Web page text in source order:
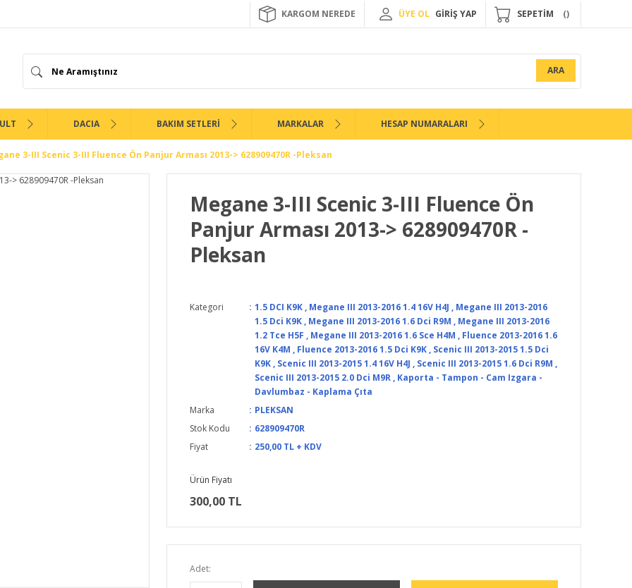
KARGOM NEREDE ÜYE OL GİRİŞ YAP SEPETİM
ARA
DACIA BAKIM SETLERİ MARKALAR HESAP NUMARALARI
3-III Scenic 3-III Fluence Ön Panjur Arması 2013-> 628909470R -Pleksan
Megane 3-III Scenic 3-III Fluence Ön
Panjur Arması 2013-> 628909470R -
Pleksan
Kategori 1.5 DCI K9K , Megane III 2013-2016 1.4 16V H4J , Megane III 2013-2016
1.5 Dci K9K , Megane III 2013-2016 1.6 Dci R9M , Megane III 2013-2016
1.2 Tce H5F , Megane III 2013-2016 1.6 Sce H4M , Fluence 2013-2016 1.6
16V K4M , Fluence 2013-2016 1.5 Dci K9K , Scenic III 2013-2015 1.5 Dci
K9K , Scenic III 2013-2015 1.4 16V H4J , Scenic III 2013-2015 1.6 Dci R9M ,
Scenic III 2013-2015 2.0 Dci M9R , Kaporta - Tampon - Cam Izgara -
Davlumbaz - Kaplama Çıta
Marka
PLEKSAN
Stok Kodu
628909470R
Fiyat
250,00 TL + KDV
Ürün Fiyatı
300,00 TL
Adet: